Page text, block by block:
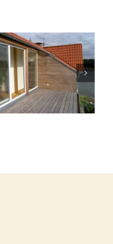
Dachaufstockung
D18